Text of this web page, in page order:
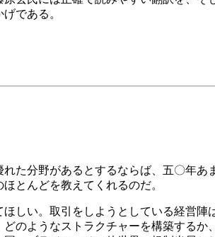
である。
た分野があるとするならば、五〇年
とんどを教えてくれるのだ。
しい。取引をしようとしている経営
のようなストラクチャーを構築する